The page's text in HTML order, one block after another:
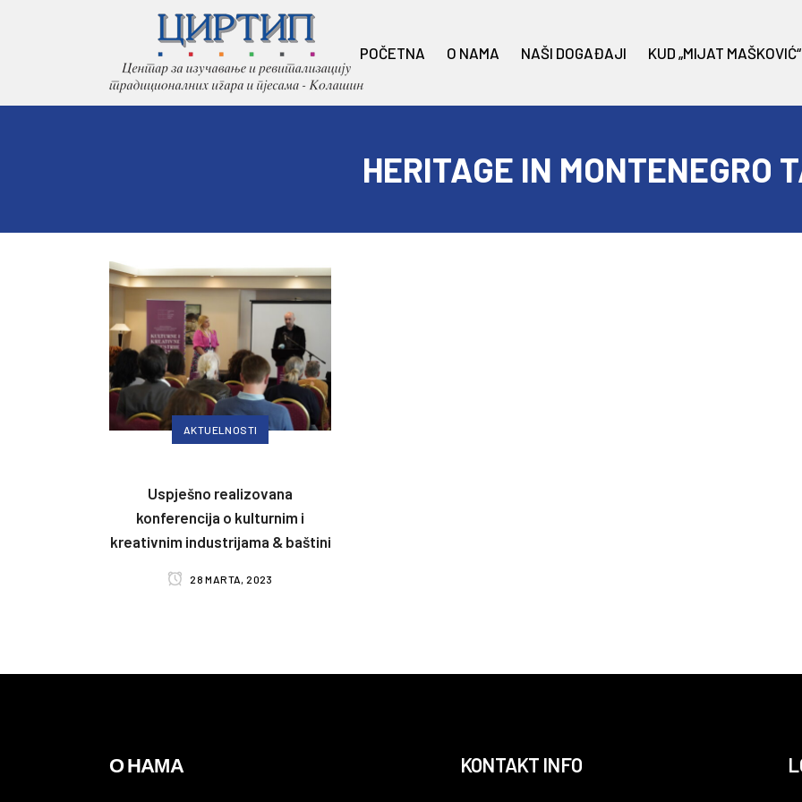
POČETNA O NAMA NAŠI DOGAĐAJI KUD „MIJAT MAŠKOVIĆ“
HERITAGE IN MONTENEGRO
AKTUELNOSTI
Uspješno realizovana
konferencija o kulturnim i
kreativnim industrijama & baštini
28 MARTA, 2023
О НАМА KONTAKT INFO